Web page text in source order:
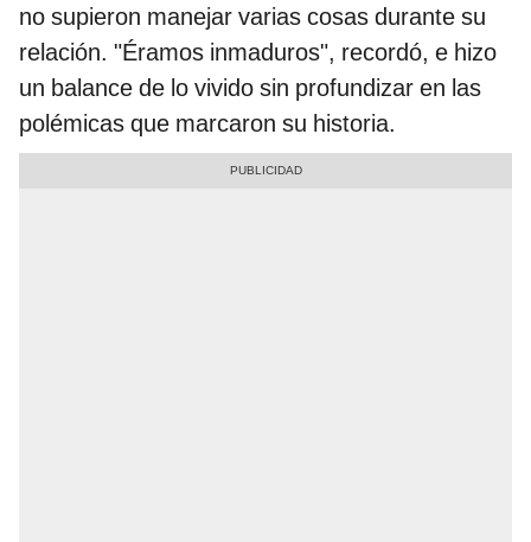
no supieron manejar varias cosas durante su
relación. "Éramos inmaduros", recordó, e hizo
un balance de lo vivido sin profundizar en las
polémicas que marcaron su historia.